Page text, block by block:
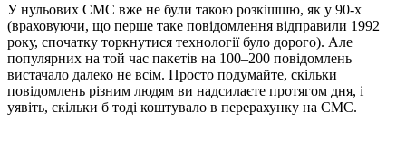
У нульових СМС вже не були такою розкішшю, як у 90-х
(враховуючи, що перше таке повідомлення відправили 1992
року, спочатку торкнутися технології було дорого). Але
популярних на той час пакетів на 100–200 повідомлень
вистачало далеко не всім. Просто подумайте, скільки
повідомлень різним людям ви надсилаєте протягом дня, і
уявіть, скільки б тоді коштувало в перерахунку на СМС.